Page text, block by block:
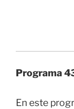
Programa
En este